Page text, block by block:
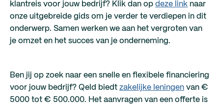
klantreis voor jouw bedrijf? Klik dan op deze link naar
onze uitgebreide gids om je verder te verdiepen in dit
onderwerp. Samen werken we aan het vergroten van
je omzet en het succes van je onderneming.
Ben jij op zoek naar een snelle en flexibele financiering
voor jouw bedrijf? Qeld biedt zakelijke leningen van €
5000 tot € 500.000. Het aanvragen van een offerte is